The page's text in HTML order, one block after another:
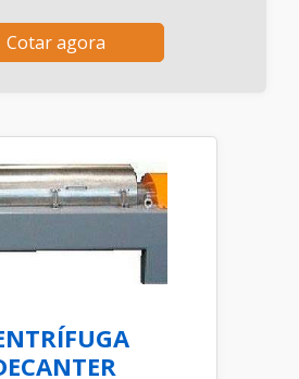
Cotar agora